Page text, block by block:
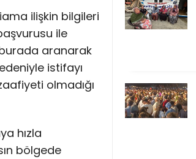
ilişkin bilgileri
ile
burada aranarak
istifayı
olmadığı
hızla
bölgede